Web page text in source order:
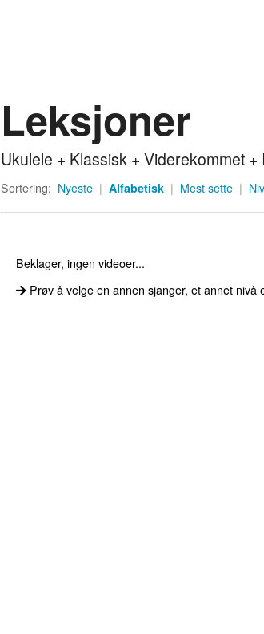
Leksjoner
Ukulele + Klassisk + Viderekommet
Sortering: Nyeste | Alfabetisk | Mest sette |
Beklager, ingen videoer...
Prøv å velge en annen sjanger, et annet nivå